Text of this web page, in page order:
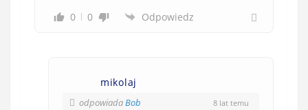
0 0 Odpowiedz
mikolaj
odpowiadaBob 8 lat temu